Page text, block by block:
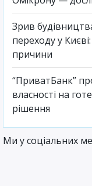
Зрив
переходу у
причини
“ПриватБанк”
власності на
рішення
Ми у соціальних